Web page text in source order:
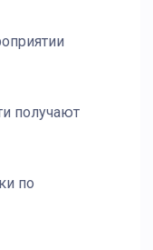
получают
по
2025